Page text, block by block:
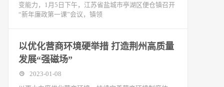
变能力，1月5日下午，江苏省盐城市亭湖区便仓镇召开
“新年廉政第一课”会议，镇领
以优化营商环境硬举措 打造荆州高质量
发展“强磁场”
2023-01-08